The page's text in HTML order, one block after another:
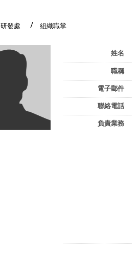
研發處 組織職掌
姓名
職稱
電子郵件
聯絡電話
負責業務